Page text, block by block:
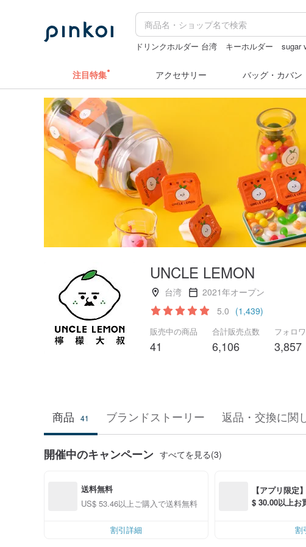
ドリンクホルダー 台湾 キーホルダー sugar
注目特集 アクセサリー バッグ・カバン
UNCLE LEMON
台湾
2021年オープン
5.0 (1,439)
販売中の商品
41
合計販売点数
6,106
フォロ
3,857
商品 41 ブランドストーリー 返品・交換に関
開催中のキャンペーン すべてを見る(3)
送料無料
US$ 53.46以上ご購入で送料無料
割引詳細
【アプリ限定
$ 30.00以上お
割